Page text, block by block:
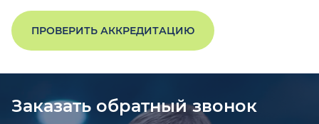
ПРОВЕРИТЬ АККРЕДИТАЦИЮ
Заказать обратный звонок